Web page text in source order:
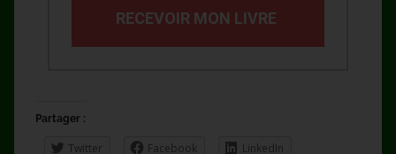
RECEVOIR MON LIVRE
Partager :
Twitter Facebook LinkedIn